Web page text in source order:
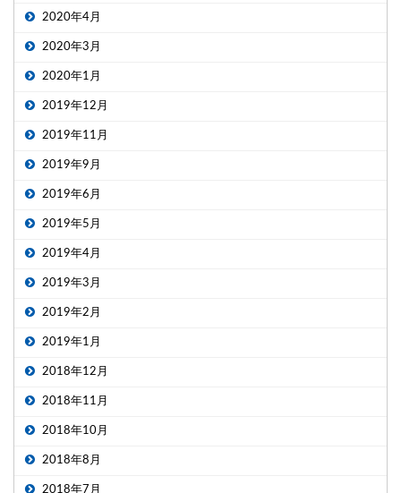
2020年4月
2020年3月
2020年1月
2019年12月
2019年11月
2019年9月
2019年6月
2019年5月
2019年4月
2019年3月
2019年2月
2019年1月
2018年12月
2018年11月
2018年10月
2018年8月
2018年7月